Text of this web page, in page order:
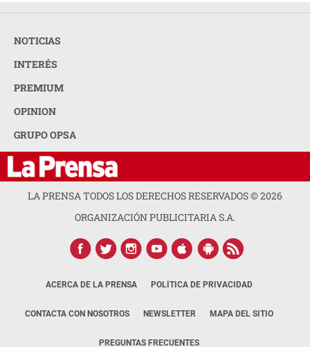
NOTICIAS
INTERÉS
PREMIUM
OPINION
GRUPO OPSA
LA PRENSA TODOS LOS DERECHOS RESERVADOS ©2026
ORGANIZACIÓN PUBLICITARIA S.A.
ACERCA DE LA PRENSA POLÍTICA DE PRIVACIDAD
CONTACTA CON NOSOTROS NEWSLETTER MAPA DEL SITIO
PREGUNTAS FRECUENTES